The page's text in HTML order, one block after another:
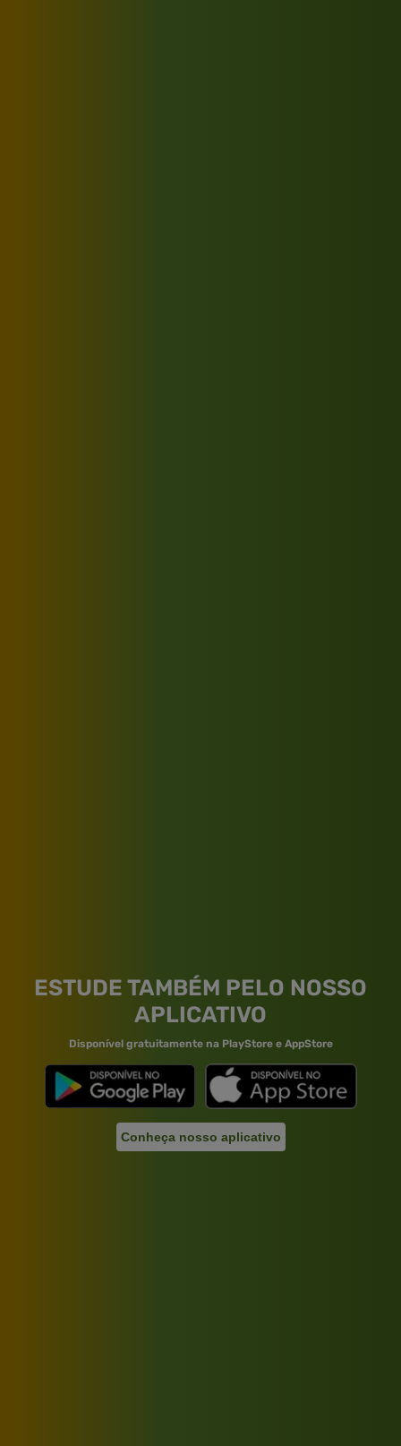
ESTUDE TAMBÉM PELO NOSSO
APLICATIVO
Disponível gratuitamente na PlayStore e AppStore
Conheça nosso aplicativo